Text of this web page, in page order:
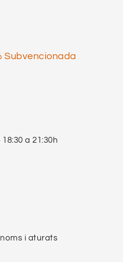
Subvencionada
a 21:30h
a 21:30h
i aturats